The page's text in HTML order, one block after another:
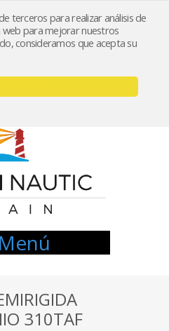
terceros para realizar análisis de
para mejorar nuestros
consideramos que acepta su
Mi cuenta
// 654999333
Menú
310TAF